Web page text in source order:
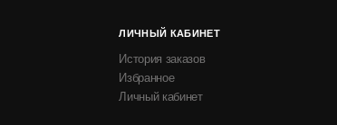
ЛИЧНЫЙ КАБИНЕТ
История заказов
Избранное
Личный кабинет